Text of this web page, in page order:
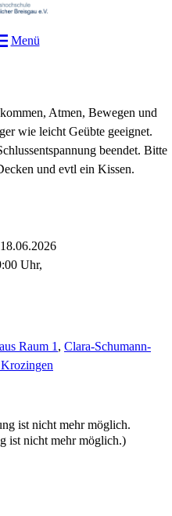
Menü
Atmen, Bewegen und
wie leicht Geübte geeignet.
beendet. Bitte
und evtl ein Kissen.
Uhr,
Raum 1 , Clara-Schumann-
ist nicht mehr möglich.)